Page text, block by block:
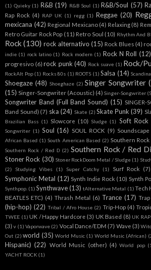
(1) Quieky (1) R&B (19) R&B Soul (1) R&B/Soul (57)
Rap Rock (4) RAP UK (1) regg (1) Reggae (20)
mexicana (42) Regional Mexicano (4) Relaxing (8)
Retro Guitar Rock Pop (11) Retro Soul (10) Rhythm And
Rock (130) rock alternativo (15) Rock Blues (4)
indie (1) rock latino (1) Rock modern (1) Rock N Roll (12)
progresivo (6) rock punk (40) Rock suave (1) Rock/
RockAlt Pop (1) Rocks 80s (1) ROOTS (1) Salsa (14)
Shoegaze (48) Shoeghaze (2) Singer Songwriter
(15) Singer-Songwriter (Acoustic) (4) Singer-Songwriter
Songwriter Band (Full Band Sound) (15) SINGER-
Band Sound) (7) ska (24) Skate (2) Skate Punk (39)
Brazilian Bass (1) Slowcore (10) Sludge (1) Soft Rock
Songwriter (1) Soul (16) SOUL ROCK (9) Soundscape
African Based (1) South American Based (2) Southern Rock
Southern Rock / Red D (2) Southern Rock / Red
Stoner Rock (30) Stoner RockDoom Metal / Sludge (1)
(2)
Studying Vibes (1) Super Catchy (1) Surf Rock (7)
Symphonic Metal (12) Synth Indie Rock (10) Synth
Synthpop. (1) Synthwave (13) tAlternative Metal (1) Tech
BEATLES ETC) (4) Thrash Metal (6) Trance (17) Trap
(hip-hop) (22) Tribal / Afro House (2) Trip-Hop (4)
TWEE (1) UK / Happy Hardcore (3) UK Based (8) UK RAP
(3) v (1) Vaporwave (2) Vocal Dance/EDM (7) Wave (3)
Out (2) world (35) World Music (1) World Music (African)
Hispanic) (22) World Music (other) (4) World pop
YACHT ROCK (1)